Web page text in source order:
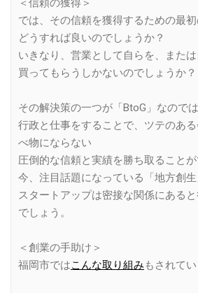
＜信頼の獲得＞
では、その信頼を獲得するための最
どうすれば良いのでしょうか？
いきなり、営業として自らを、また
買ってもらうしかないのでしょうか？
その解決策の一つが「BtoG」なので
行政と仕事をすることで、ツテのあ
べ物にならない
圧倒的な信頼と実績を勝ち取ることが
今、注目話題になっている「地方創生
スタートアップは密接な関係にある
でしょう。
＜創業の手助け＞
福岡市ではこんな取り組み もされてい